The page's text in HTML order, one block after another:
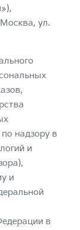
ул.
надзору в
и
и
в